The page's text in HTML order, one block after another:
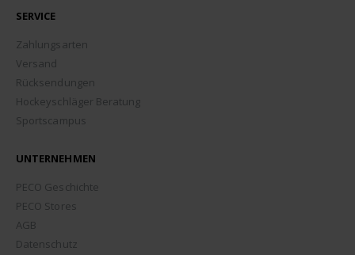
SERVICE
Zahlungsarten
Versand
Rücksendungen
Hockeyschläger Beratung
Sportscampus
UNTERNEHMEN
PECO Geschichte
PECO Stores
AGB
Datenschutz